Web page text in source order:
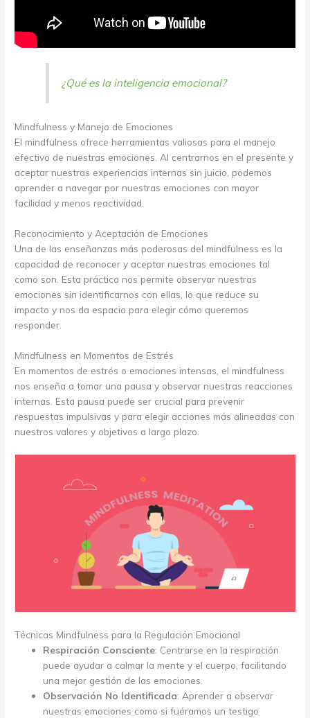
¿Qué es la inteligencia emocional?
Mindfulness y Manejo de Emociones
El mindfulness ofrece herramientas valiosas para el manejo
efectivo de nuestras emociones. Al centrarnos en el presente y
aceptar nuestras experiencias internas sin juicio, podemos
aprender a navegar por nuestras emociones con mayor
facilidad y menos reactividad.
Reconocimiento y Aceptación de Emociones
Una de las enseñanzas más poderosas del mindfulness es la
capacidad de reconocer y aceptar nuestras emociones tal
como son. Esta práctica nos permite observar nuestras
emociones sin identificarnos con ellas, lo que reduce su
impacto y nos da espacio para elegir cómo queremos
responder.
Mindfulness en Momentos de Estrés
En momentos de estrés o emociones intensas, el mindfulness
nos enseña a tomar una pausa y observar nuestras reacciones
internas. Esta pausa puede ser crucial para prevenir
respuestas impulsivas y para elegir acciones más alineadas con
nuestros valores y objetivos a largo plazo.
Técnicas Mindfulness para la Regulación Emocional
Respiración Consciente: Centrarse en la respiración
puede ayudar a calmar la mente y el cuerpo, facilitando
una mejor gestión de las emociones.
Observación No Identificada: Aprender a observar
nuestras emociones como si fuéramos un testigo